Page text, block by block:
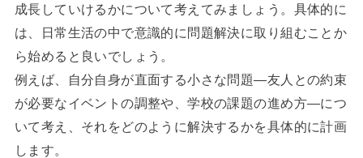
成長していけるかについて考えてみましょう。具体的に
は、日常生活の中で意識的に問題解決に取り組むことか
ら始めると良いでしょう。
例えば、自分自身が直面する小さな問題—友人との約束
が必要なイベントの調整や、学校の課題の進め方—につ
いて考え、それをどのように解決するかを具体的に計画
します。